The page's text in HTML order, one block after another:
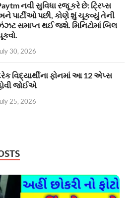
નવી સુવિધા રજૂ કરે છે: ટ્રિપ્સ
પાર્ટીઓ પછી, કોણે શું ચૂકવ્યું તેની
સમાપ્ત થઈ જશે. મિનિટોમાં બિલ
30, 2026
વિદ્યાર્થીના ફોનમાં આ 12 એપ્સ
જોઈએ
25, 2026